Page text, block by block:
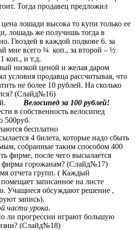
Тогда продавец предложил
лошади высока то купи только ее
лошадь же получишь тогда в
Гвоздей в каждой подкове 6. за
мне всего ¼ коп., за второй – ½
коп., и т.д.
низкой ценой и желая даром
условия продавца рассчитывая, что
не более 10 рублей. На сколько
(Слайд№16)
Велосипед за 100 рублей!
в собственность велосипед
500руб.
бесплатно
4 билета, которые надо сбыть
собранные таким способом 400
фирме, после чего высылается
фирма горожанам? (Слайд№17)
отчета групп. ( Каждый
записанное на листе
Учащиеся обсуждают решение ,
запись).
части урока.
ли прогрессии играют большую
(Слайд№18)